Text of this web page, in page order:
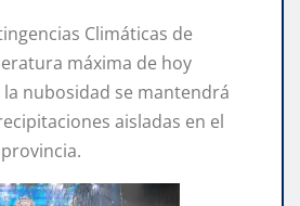
Climáticas de
máxima de hoy
la nubosidad se mantendrá
aisladas en el